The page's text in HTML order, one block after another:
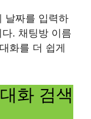
날짜를 입력하
. 채팅방 이름
화를 더 쉽게
화 검색